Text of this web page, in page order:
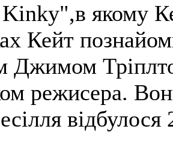
якому
Кейт
Джимом
режисера.